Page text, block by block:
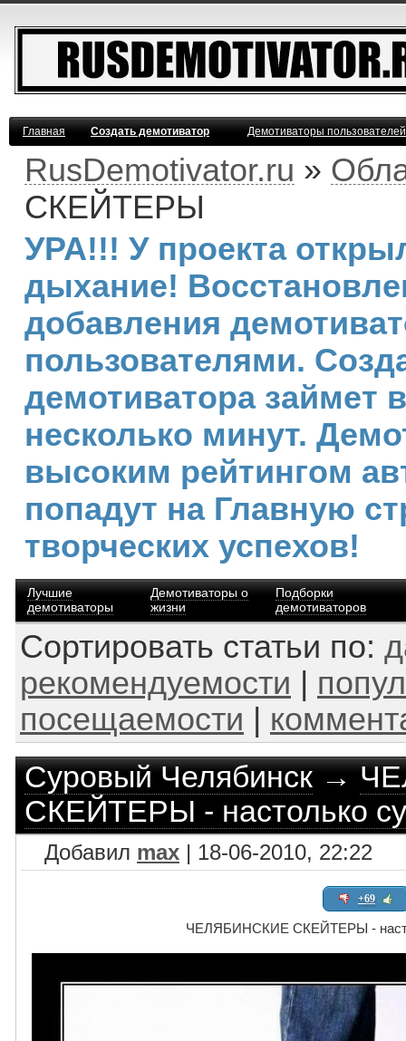
Главная Создать демотиватор Демотиваторы
RusDemotivator.ru »
СКЕЙТЕРЫ
УРА!!! У проекта
дыхание!
добавления
пользователями.
демотиватора займет
несколько минут.
высоким рейтингом
попадут на Главную
творческих успехов!
Лучшие
демотиваторы
Демотиваторы о
жизни
Подборки
демотиваторов
Сортировать статьи по:
рекомендуемости
посещаемости
Суровый Челябинск→
СКЕЙТЕРЫ - настолько
Добавил max | 18-06-2010, 22:22
+69
ЧЕЛЯБИНСКИЕ СКЕЙТЕРЫ -